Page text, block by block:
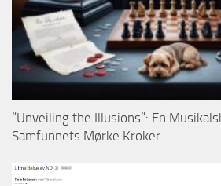
“Unveiling the Illusions”: En
Samfunnets Mørke Kroker